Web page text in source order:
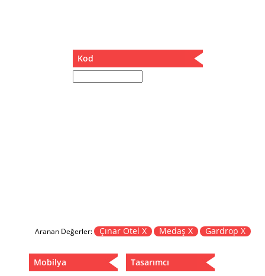
Separatör
Kod
Aranan Değerler: Çınar Otel X Medaş X Gardrop X
Mobilya Tasarımcı